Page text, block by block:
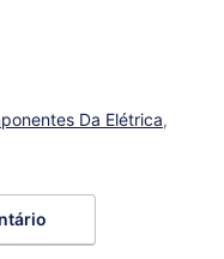
Da Elétrica,